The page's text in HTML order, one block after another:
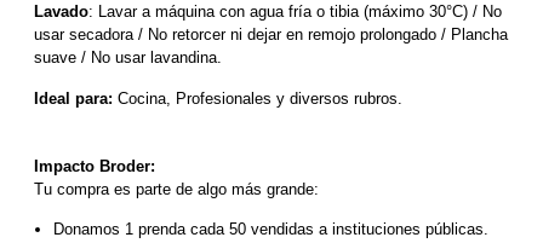
Lavado: Lavar a máquina con agua fría o tibia (máximo 30°C) / No
usar secadora / No retorcer ni dejar en remojo prolongado / Plancha
suave / No usar lavandina.
Ideal para: Cocina, Profesionales y diversos rubros.
Impacto Broder:
Tu compra es parte de algo más grande:
Donamos 1 prenda cada 50 vendidas a instituciones públicas.